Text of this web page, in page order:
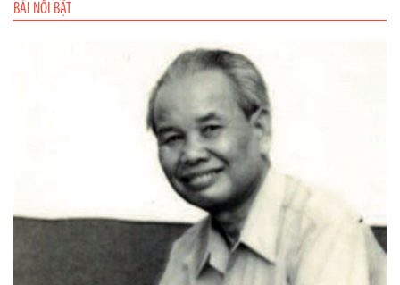
BÀI NỔI BẬT